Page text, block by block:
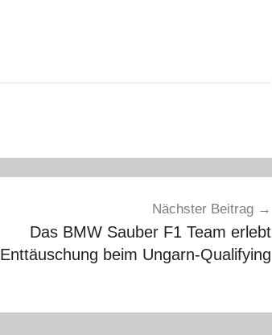
Nächster Beitrag
Das BMW Sauber F1 Team erlebt
Enttäuschung beim Ungarn-Qualifying